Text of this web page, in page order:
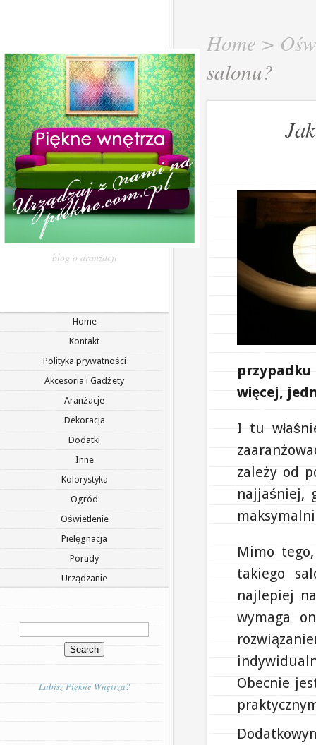
blog o aranżacji
Home
Kontakt
Polityka prywatności
Akcesoria i Gadżety
Aranżacje
Dekoracja
Dodatki
Inne
Kolorystyka
Ogród
Oświetlenie
Pielęgnacja
Porady
Urządzanie
Lubisz Piękne Wnętrza?
Home >
salonu?
więcej,
I tu
zależy od
najjaśniej,
Mimo
takiego
najlepiej
wymaga
Obecnie